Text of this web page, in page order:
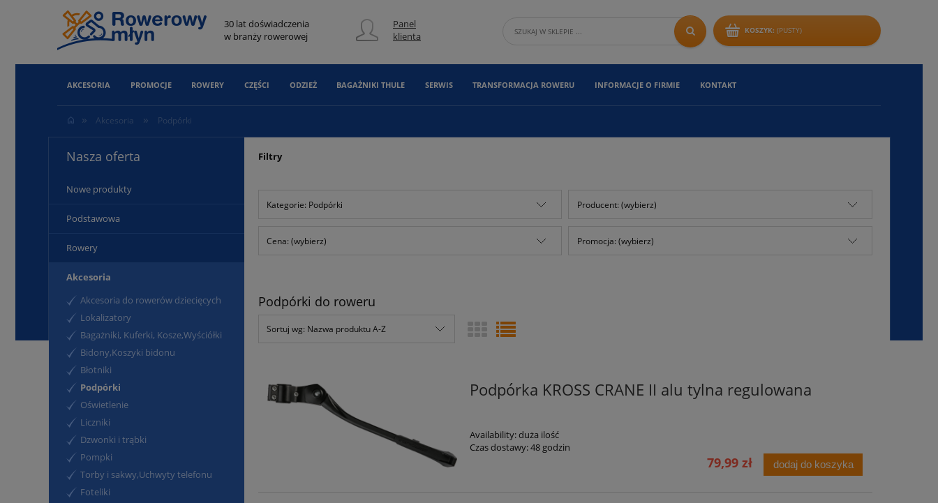
30 lat doświadczenia
w branży rowerowej
KOSZYK: (PUSTY)
Panel
klienta
AKCESORIA PROMOCJE ROWERY CZĘŚCI ODZIEŻ BAGAŻNIKI THULE SERWIS TRANSFORMACJA ROWERU INFORMACJE O FIRMIE KONTAKT
» Akcesoria » Podpórki
Nasza oferta
Nowe produkty
Podstawowa
Rowery
Akcesoria
Akcesoria do rowerów dziecięcych
Lokalizatory
Bagażniki, Kuferki, Kosze,Wyściółki
Bidony,Koszyki bidonu
Błotniki
Podpórki
Oświetlenie
Liczniki
Dzwonki i trąbki
Pompki
Torby i sakwy,Uchwyty telefonu
Foteliki
Filtry
Kategorie: Podpórki Producent: (wybierz)
Cena: (wybierz) Promocja: (wybierz)
Podpórki do roweru
Sortuj wg: Nazwa produktu A-Z
Podpórka KROSS CRANE II alu tylna regulowana
Availability:duża ilość
Czas dostawy:48 godzin
79,99 zł dodaj do koszyka